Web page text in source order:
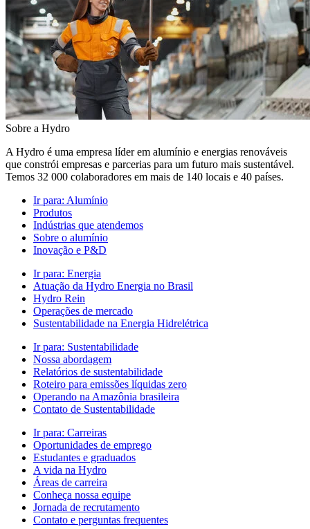
Sobre a Hydro
A Hydro é uma empresa líder em alumínio e energias renováveis
que constrói empresas e parcerias para um futuro mais sustentável.
Temos 32 000 colaboradores em mais de 140 locais e 40 países.
Ir para: Alumínio
Produtos
Indústrias que atendemos
Sobre o alumínio
Inovação e P&D
Ir para: Energia
Atuação da Hydro Energia no Brasil
Hydro Rein
Operações de mercado
Sustentabilidade na Energia Hidrelétrica
Ir para: Sustentabilidade
Nossa abordagem
Relatórios de sustentabilidade
Roteiro para emissões líquidas zero
Operando na Amazônia brasileira
Contato de Sustentabilidade
Ir para: Carreiras
Oportunidades de emprego
Estudantes e graduados
A vida na Hydro
Áreas de carreira
Conheça nossa equipe
Jornada de recrutamento
Contato e perguntas frequentes